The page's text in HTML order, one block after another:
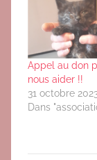
Appel au don
nous aider !!
31 octobre
Dans